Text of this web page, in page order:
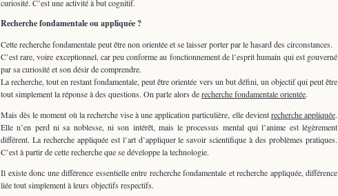
curiosité. C’est une activité à but cognitif.
Recherche fondamentale ou appliquée ?
Cette recherche fondamentale peut être non orientée et se laisser porter par le hasard des circonstances.
C’est rare, voire exceptionnel, car peu conforme au fonctionnement de l’esprit humain qui est gouverné
par sa curiosité et son désir de comprendre.
La recherche, tout en restant fondamentale, peut être orientée vers un but défini, un objectif qui peut être
tout simplement la réponse à des questions. On parle alors derecherche fondamentale orientée.
Mais dès le moment où la recherche vise à une application particulière, elle devientrecherche appliquée.
Elle n’en perd ni sa noblesse, ni son intérêt, mais le processus mental qui l’anime est légèrement
différent. La recherche appliquée est l’art d’appliquer le savoir scientifique à des problèmes pratiques.
C’est à partir de cette recherche que se développe la technologie.
Il existe donc une différence essentielle entre recherche fondamentale et recherche appliquée, différence
liée tout simplement à leurs objectifs respectifs.